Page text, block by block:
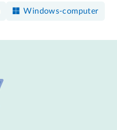
Windows-computer